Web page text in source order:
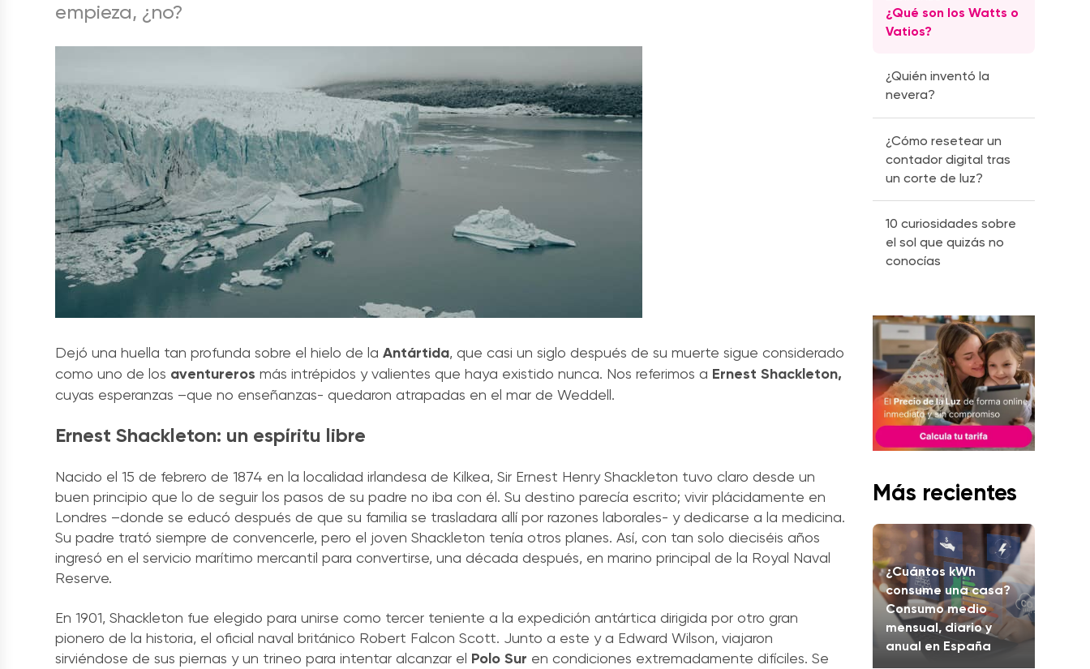
empieza, ¿no?
Dejó una huella tan profunda sobre el hielo de la Antártida, que casi un siglo después de su muerte sigue considerado
como uno de los aventureros más intrépidos y valientes que haya existido nunca. Nos referimos a Ernest Shackleton,
cuyas esperanzas –que no enseñanzas- quedaron atrapadas en el mar de Weddell.
Ernest Shackleton: un espíritu libre
Nacido el 15 de febrero de 1874 en la localidad irlandesa de Kilkea, Sir Ernest Henry Shackleton tuvo claro desde un
buen principio que lo de seguir los pasos de su padre no iba con él. Su destino parecía escrito; vivir plácidamente en
Londres –donde se educó después de que su familia se trasladara allí por razones laborales- y dedicarse a la medicina.
Su padre trató siempre de convencerle, pero el joven Shackleton tenía otros planes. Así, con tan solo dieciséis años
ingresó en el servicio marítimo mercantil para convertirse, una década después, en marino principal de la Royal Naval
Reserve.
En 1901, Shackleton fue elegido para unirse como tercer teniente a la expedición antártica dirigida por otro gran
pionero de la historia, el oficial naval británico Robert Falcon Scott. Junto a este y a Edward Wilson, viajaron
sirviéndose de sus piernas y un trineo para intentar alcanzar el Polo Sur en condiciones extremadamente difíciles. Se
¿Qué son los Watts o
Vatios?
¿Quién inventó la
nevera?
¿Cómo resetear un
contador digital tras
un corte de luz?
10 curiosidades sobre
el sol que quizás no
conocías
Más recientes
¿Cuántos kWh
consume una casa?
Consumo medio
mensual, diario y
anual en España